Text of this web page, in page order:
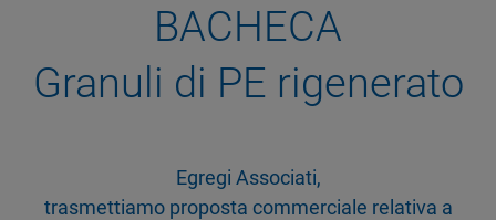
BACHECA
Granuli di PE rigenerato
Egregi Associati,
trasmettiamo proposta commerciale relativa a